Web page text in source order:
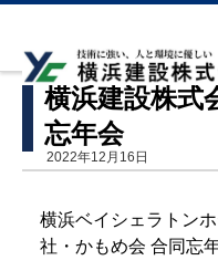
横浜建設株式
忘年会
2022年12月16日
横浜ベイシェラトン
社・かもめ会 合同忘